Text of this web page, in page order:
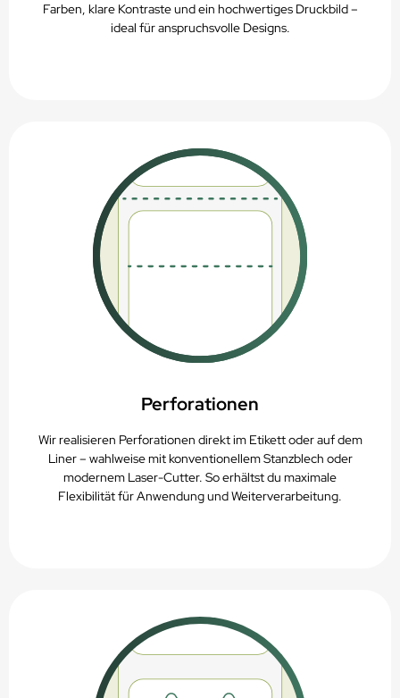
Farben, klare Kontraste und ein hochwertiges Druckbild –
ideal für anspruchsvolle Designs.
Perforationen
Wir realisieren Perforationen direkt im Etikett oder auf dem
Liner – wahlweise mit konventionellem Stanzblech oder
modernem Laser-Cutter. So erhältst du maximale
Flexibilität für Anwendung und Weiterverarbeitung.